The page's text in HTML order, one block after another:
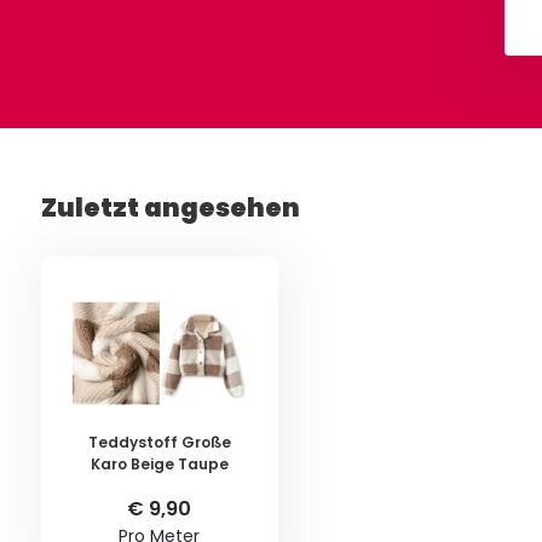
Zuletzt angesehen
Teddystoff Große
Karo Beige Taupe
€ 9,90
Pro Meter